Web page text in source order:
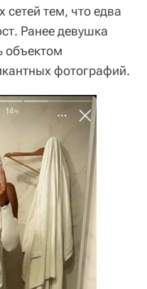
сетей тем, что едва
Ранее девушка
объектом
фотографий.